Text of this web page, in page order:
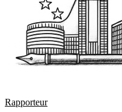
Rapporteur